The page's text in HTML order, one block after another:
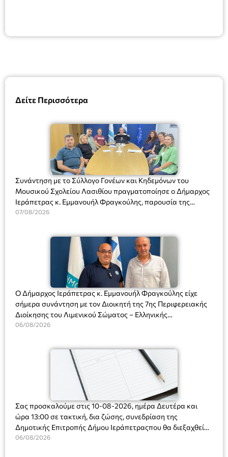
Δείτε Περισσότερα
Συνάντηση με το Σύλλογο Γονέων και Κηδεμόνων του
Μουσικού Σχολείου Λασιθίου πραγματοποίησε ο Δήμαρχος
Ιεράπετρας κ. Εμμανουήλ Φραγκούλης, παρουσία της
Διευθύντριας του σχολείου κας Μαριάννας Χαΐτα.
07/08/2026
Ο Δήμαρχος Ιεράπετρας κ. Εμμανουήλ Φραγκούλης είχε
σήμερα συνάντηση με τον Διοικητή της 7ης Περιφερειακής
Διοίκησης του Λιμενικού Σώματος – Ελληνικής
Ακτοφυλακής (Λ.Σ.-ΕΛ.ΑΚΤ.), Αρχιπλοίαρχο Λ.Σ. κ. Ιωάννη
06/08/2026
Σας προσκαλούμε στις 10-08-2026, ημέρα Δευτέρα και
ώρα 13:00 σε τακτική, δια ζώσης, συνεδρίαση της
Δημοτικής Επιτροπής Δήμου Ιεράπετραςπου θα διεξαχθεί
στο Δημοτικό Κατάστημα, Δημοκρατίας 31 στην αίθουσα
06/08/2026